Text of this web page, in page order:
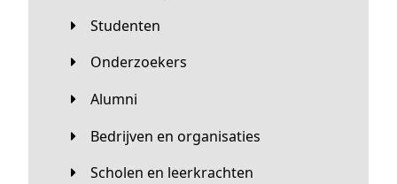
Studenten
Onderzoekers
Alumni
Bedrijven en organisaties
Scholen en leerkrachten